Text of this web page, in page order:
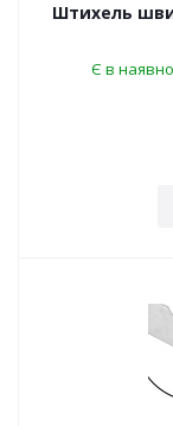
Штихель
Є в